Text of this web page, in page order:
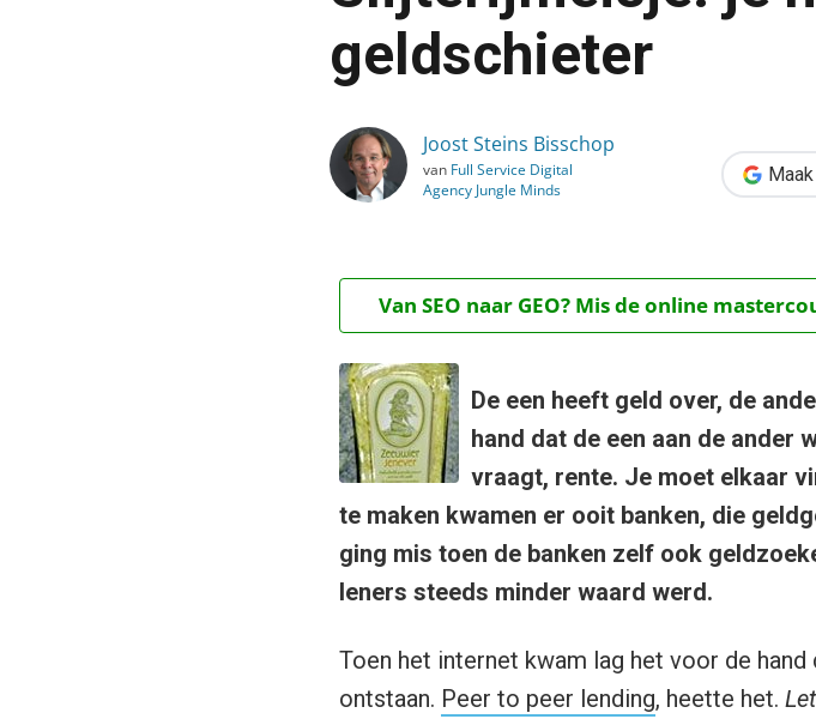
Marketing
›
geldschieter
Joost Steins Bisschop
van Full Service Digital
Agency Jungle Minds
Van SEO naar GEO? Mis de online
De een heeft geld over, de
hand dat de een aan de ander
vraagt, rente. Je moet elkaar
te maken kwamen er ooit banken, die
ging mis toen de banken zelf ook
leners steeds minder waard werd.
Toen het internet kwam lag het voor de
ontstaan. Peer to peer lending, heette het.